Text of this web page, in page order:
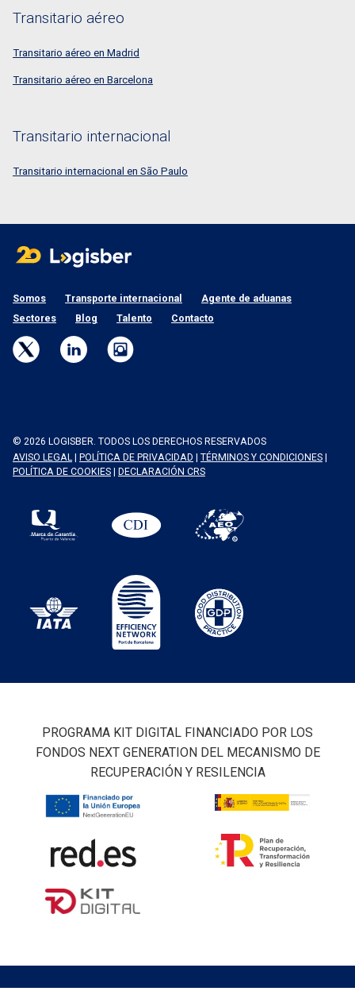
Transitario aéreo
Transitario aéreo en Madrid
Transitario aéreo en Barcelona
Transitario internacional
Transitario internacional en São Paulo
Somos Transporte internacional
Agente de aduanas
Sectores
Blog Talento Contacto
© 2026 LOGISBER. TODOS LOS DERECHOS RESERVADOS
AVISO LEGAL | POLÍTICA DE PRIVACIDAD | TÉRMINOS Y CONDICIONES |
POLÍTICA DE COOKIES | DECLARACIÓN CRS
PROGRAMA KIT DIGITAL FINANCIADO POR LOS
FONDOS NEXT GENERATION DEL MECANISMO DE
RECUPERACIÓN Y RESILENCIA